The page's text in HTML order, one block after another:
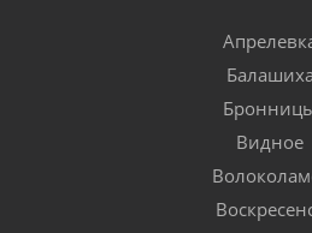
Балашиха
Видное